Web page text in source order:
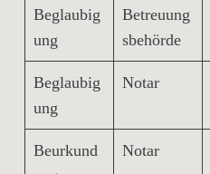
Beglaubig
ung
Betreuung
sbehörde
Beglaubig
ung
Notar
Beurkund
Notar